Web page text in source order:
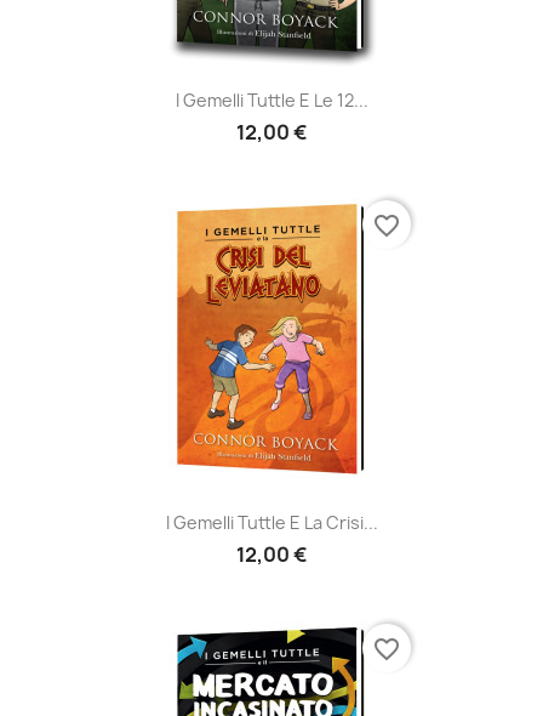
I Gemelli Tuttle E Le 12...
12,00 €
I Gemelli Tuttle E La Crisi...
12,00 €
favorite_border
favorite_border